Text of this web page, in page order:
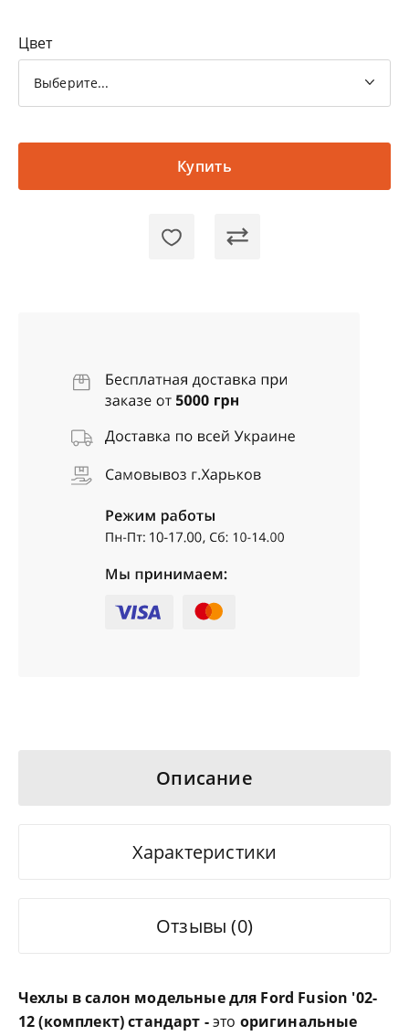
Цвет
Выберите...
Купить
Описание
Характеристики
Отзывы (0)
Чехлы в салон модельные для Ford Fusion '02-
12 (комплект) стандарт -это оригинальные